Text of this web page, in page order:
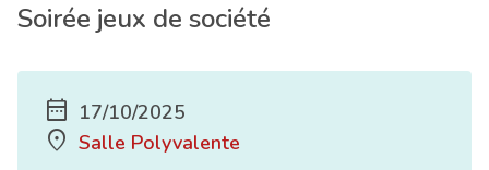
Soirée jeux de société
date_range 17/10/2025
location_on Salle Polyvalente